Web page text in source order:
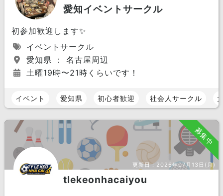
福井県 富山県 新潟県
近畿 エリア
大阪府 京都府
奈良県 三重県
中国 エリア
岡山県 島根県 鳥取県
広島県 山口県
四国 エリア
愛媛県 香川県 徳島県
愛知イベントサークル
初参加歓迎します✨
イベントサークル
愛知県 ： 名古屋周辺
土曜19時〜21時くらいです！
イベント 愛知県 初心者歓迎 社会人サークル
募集中
更新日： 2026年07月13日(月)
tlekeonhacaiyou